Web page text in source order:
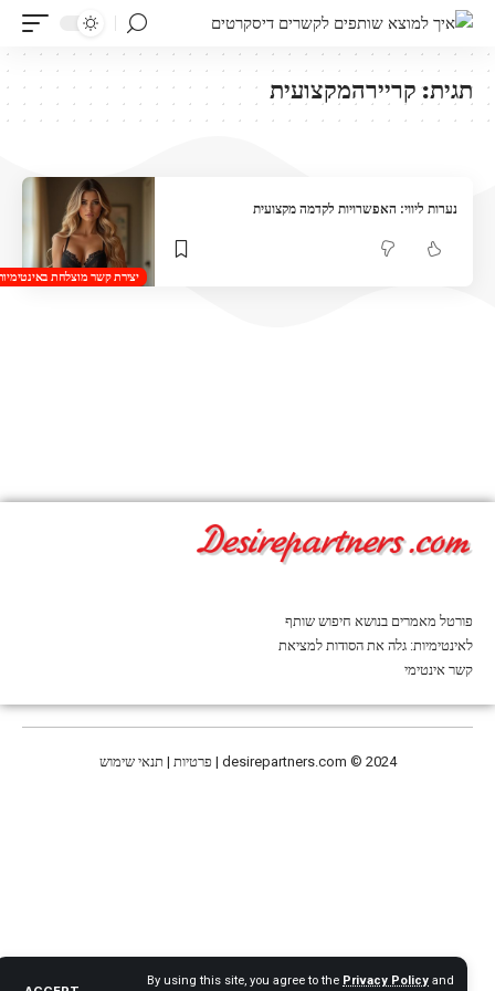
By using this site, you agree to thePrivacy Policyand
תגית:קריירהמקצועית
יצירת קשר מוצלחת באינטימיות
נערות ליווי: האפשרויות לקדמה מקצועית
פורטל מאמרים בנושא חיפוש שותף
לאינטימיות: גלה את הסודות למציאת
קשר אינטימי
desirepartners.com© 2024 | פרטיות | תנאי שימוש